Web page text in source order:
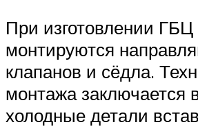
При изготовлении ГБЦ
монтируются
клапанов и сёдла.
монтажа заключается
холодные детали